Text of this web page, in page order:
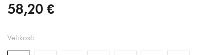
58,20 €
Velikost: